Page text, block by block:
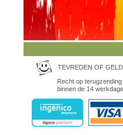
TEVREDEN OF
Recht op terugzending
binnen de 14